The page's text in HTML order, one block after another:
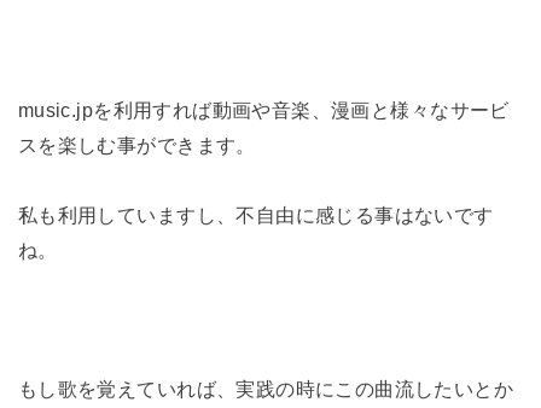
music.jpを利用すれば動画や音楽、漫画と様々なサービ
スを楽しむ事ができます。
私も利用していますし、不自由に感じる事はないです
ね。
もし歌を覚えていれば、実践の時にこの曲流したいとか